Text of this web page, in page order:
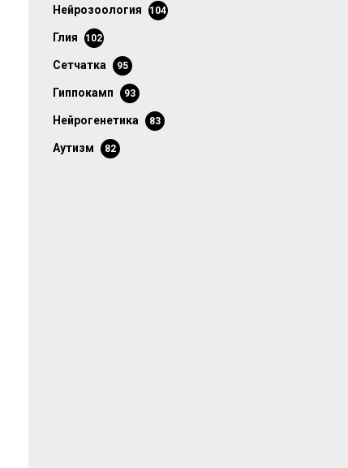
нейрозоология 104
глия 102
сетчатка 95
гиппокамп 93
нейрогенетика 83
аутизм 82